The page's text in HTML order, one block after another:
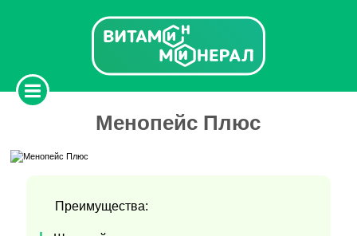
Менопейс Плюс
Преимущества: